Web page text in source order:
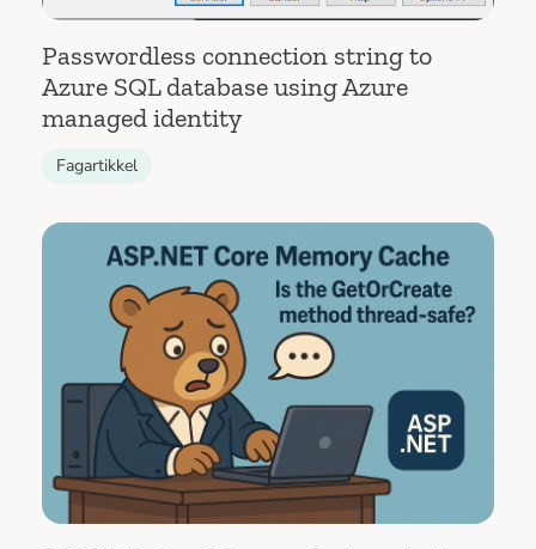
Passwordless connection string to
Azure SQL database using Azure
managed identity
Fagartikkel